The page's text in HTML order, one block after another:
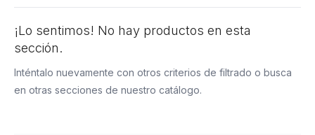
¡Lo sentimos! No hay productos en esta
sección.
Inténtalo nuevamente con otros criterios de filtrado o busca
en otras secciones de nuestro catálogo.